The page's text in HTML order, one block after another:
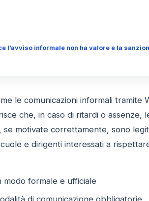
l’avviso informale non ha valore e la
le comunicazioni informali tramite
che, in caso di ritardi o assenze,
motivate correttamente, sono
e dirigenti interessati a
modo formale e ufficiale
di comunicazione obbligatorie